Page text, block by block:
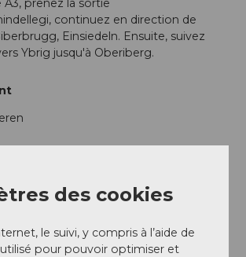
prenez la sortie
continuez en direction de
Einsiedeln. Ensuite, suivez
Ybrig jusqu'à Oberiberg.
de vallée Laucheren
des cookies
le suivi, y compris à l’aide de
pour pouvoir optimiser et